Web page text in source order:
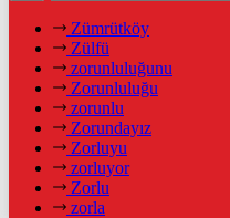
Zümrütköy
Zülfü
zorunluluğunu
Zorunluluğu
zorunlu
Zorundayız
Zorluyu
zorluyor
Zorlu
zorla